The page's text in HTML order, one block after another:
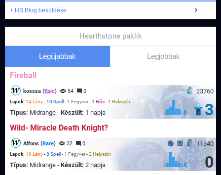
+ HS Blog beküldése
Hearthstone paklik
Legújabbak Legjobbak
Fireball
23760
kossza (Epic) 54 0
Lapok: 14 Lény-10 Spell - 1 Fegyver-1 Hős-1 Helyszín
Típus: Midrange - Készült: 1 napja 3
Wild- Miracle Death Knight?
11840
Alfons (Rare) 32 0
Lapok: 19 Lény-8 Spell - 1 Fegyver-2 Helyszín
Típus: Midrange - Készült: 2 napja 0